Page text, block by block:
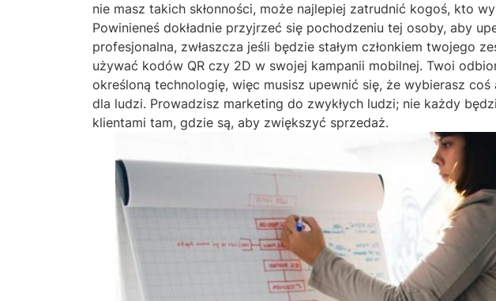
nie masz takich skłonności, może najlepiej zatrudnić kogoś, kto
Powinieneś dokładnie przyjrzeć się pochodzeniu tej osoby, aby
profesjonalna, zwłaszcza jeśli będzie stałym członkiem twojego
używać kodów QR czy 2D w swojej kampanii mobilnej. Twoi
określoną technologię, więc musisz upewnić się, że wybierasz
dla ludzi. Prowadzisz marketing do zwykłych ludzi; nie każdy
klientami tam, gdzie są, aby zwiększyć sprzedaż.